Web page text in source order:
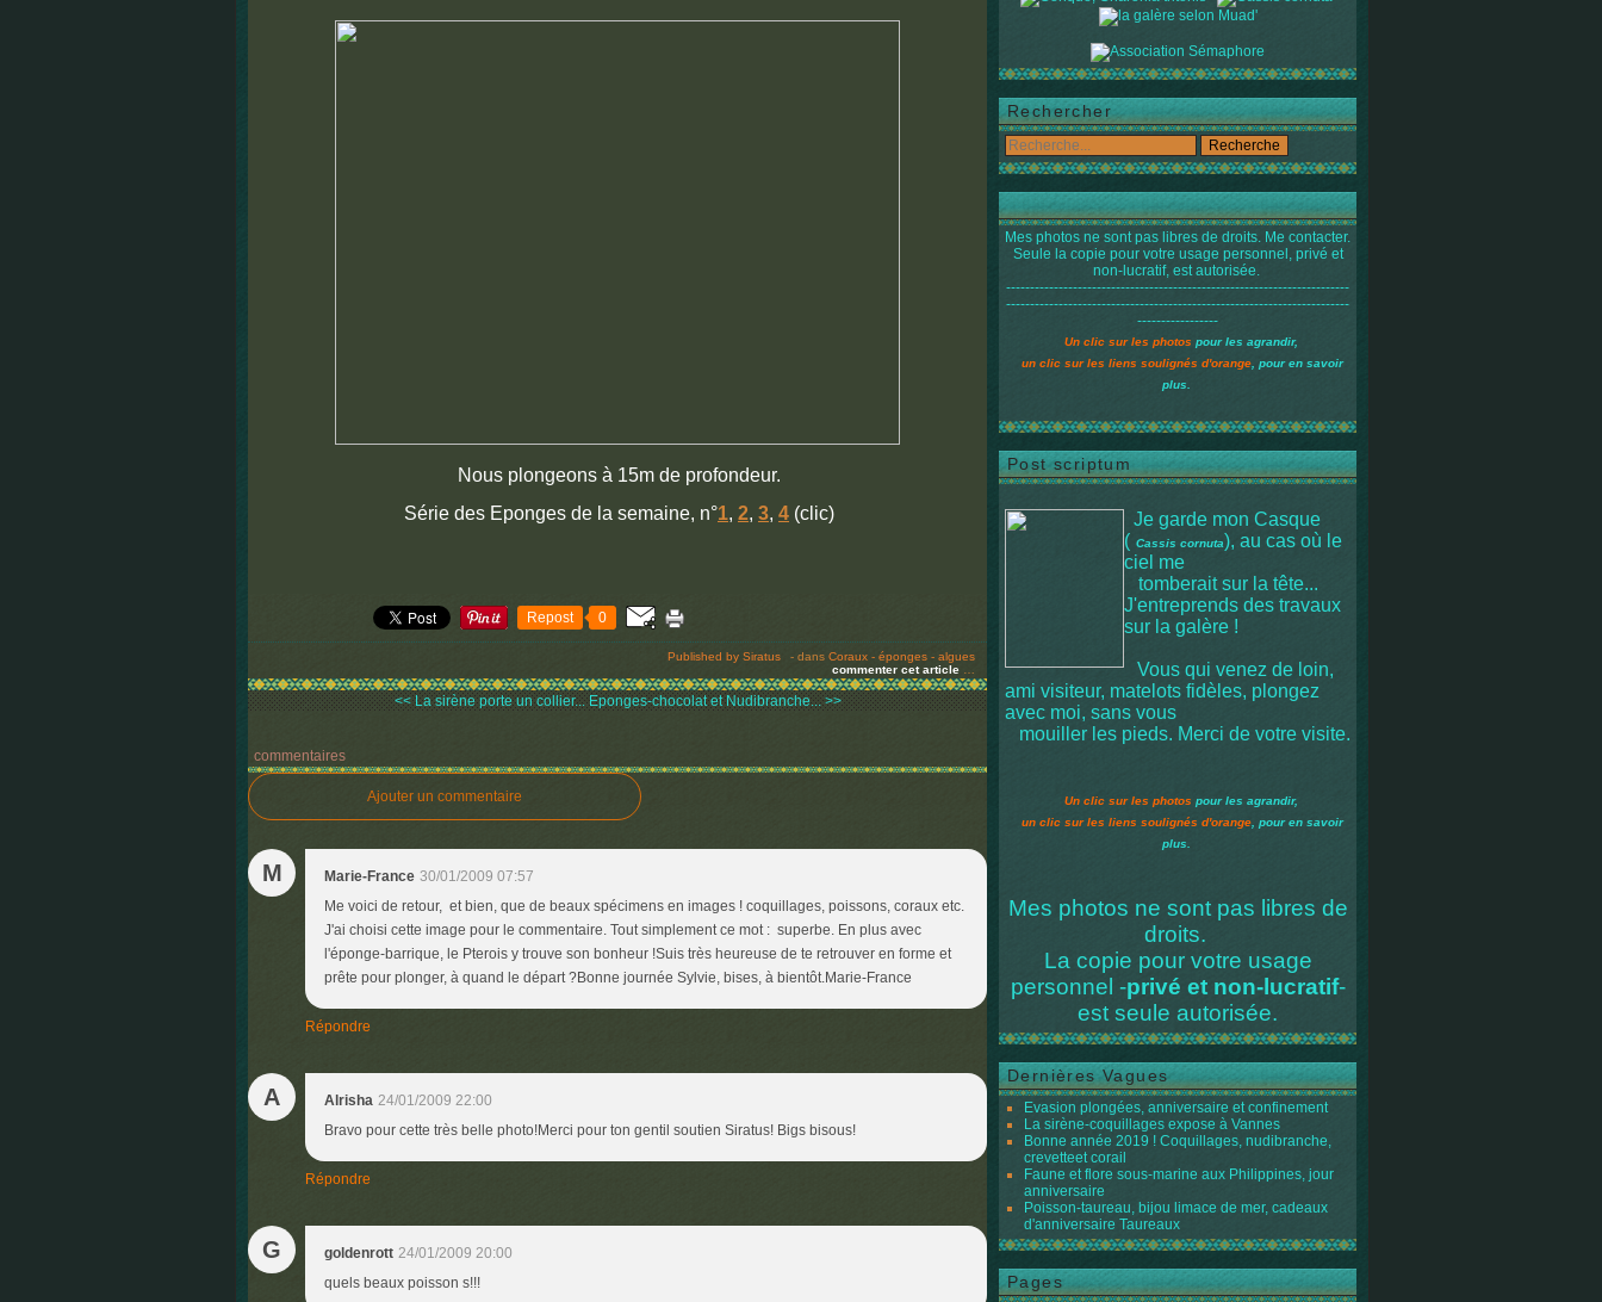
Nous plongeons à 15m de profondeur.
Série des Eponges de la semaine, n°1, 2, 3, 4 (clic)
Repost 0
Published by Siratus - dans Coraux - éponges - algues
commenter cet article
<< La sirène porte un collier... Eponges-chocolat et Nudibranche... >>
commentaires
Ajouter un commentaire
M Marie-France 30/01/2009 07:57
Me voici de retour, et bien, que de beaux spécimens en images ! coquillages, poissons, coraux etc.
J'ai choisi cette image pour le commentaire. Tout simplement ce mot : superbe. En plus avec
l'éponge-barrique, le Pterois y trouve son bonheur !Suis très heureuse de te retrouver en forme et
prête pour plonger, à quand le départ ?Bonne journée Sylvie, bises, à bientôt.Marie-France
Répondre
A Alrisha 24/01/2009 22:00
Bravo pour cette très belle photo!Merci pour ton gentil soutien Siratus! Bigs bisous!
Répondre
G goldenrott 24/01/2009 20:00
quels beaux poisson s!!!
Rechercher
Mes photos ne sont pas libres de droits. Me contacter.
Seule la copie pour votre usage personnel, privé et
non-lucratif, est autorisée.
------------------------------------------------------------------------
------------------------------------------------------------------------
-----------------
Un clic sur les photos pour les agrandir,
un clic sur les liens soulignés d'orange , pour en savoir
plus.
Post scriptum
Je garde mon Casque
( Cassis cornuta), au cas où le
ciel me
tomberait sur la tête...
J'entreprends des travaux
sur la galère !
Vous qui venez de loin,
ami visiteur, matelots fidèles, plongez
avec moi, sans vous
mouiller les pieds. Merci de votre visite.
Un clic sur les photos pour les agrandir,
un clic sur les liens soulignés d'orange , pour en savoir
plus.
Mes photos ne sont pas libres de
droits.
La copie pour votre usage
personnel -privé et non-lucratif-
est seule autorisée.
Dernières Vagues
Evasion plongées, anniversaire et confinement
La sirène-coquillages expose à Vannes
Bonne année 2019 ! Coquillages, nudibranche,
crevetteet corail
Faune et flore sous-marine aux Philippines, jour
anniversaire
Poisson-taureau, bijou limace de mer, cadeaux
d'anniversaire Taureaux
Pages